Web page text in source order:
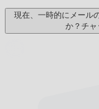
現在、一時的にメール
か？チャ